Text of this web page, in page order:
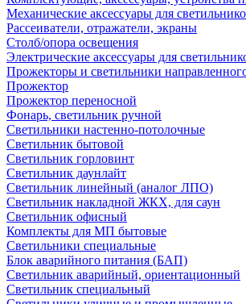
Механические аксессуары для
Рассеиватели, отражатели, экраны
Столб/опора освещения
Электрические аксессуары для
Прожекторы и светильники
Прожектор
Прожектор переносной
Фонарь, светильник ручной
Светильники настенно-потолочные
Светильник бытовой
Светильник горловинт
Светильник даунлайт
Светильник линейный (аналог ЛПО)
Светильник накладной ЖКХ, для саун
Светильник офисный
Комплекты для МП бытовые
Светильники специальные
Блок аварийного питания (БАП)
Светильник аварийный, ориентационный
Светильник специальный